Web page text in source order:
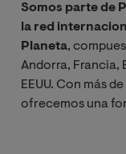
Somos parte de
la red
Planeta,
Andorra, Francia,
EEUU. Con más
ofrecemos una